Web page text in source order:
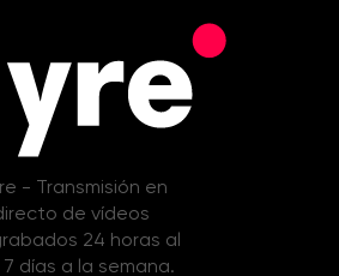
- Transmisión en
de vídeos
24 horas al
7 días a la semana.